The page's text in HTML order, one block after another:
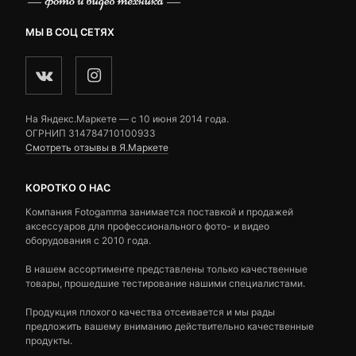
МЫ В СОЦ СЕТЯХ
На Яндекс.Маркете — c 10 июня 2014 года.
ОГРНИП 314784710100933
Смотреть отзывы в Я.Маркете
КОРОТКО О НАС
Компания Fotogamma занимается поставкой и продажей
аксессуаров для профессионального фото- и видео
оборудования с 2010 года.
В нашем ассортименте представлены только качественные
товары, прошедшие тестирование нашими специалистами.
Продукция плохого качества отсеивается и мы рады
предложить вашему вниманию действительно качественные
продукты.